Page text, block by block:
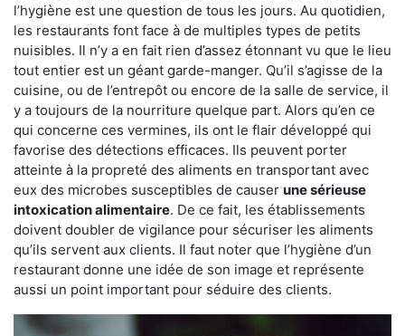
l’hygiène est une question de tous les jours. Au quotidien,
les restaurants font face à de multiples types de petits
nuisibles. Il n’y a en fait rien d’assez étonnant vu que le lieu
tout entier est un géant garde-manger. Qu’il s’agisse de la
cuisine, ou de l’entrepôt ou encore de la salle de service, il
y a toujours de la nourriture quelque part. Alors qu’en ce
qui concerne ces vermines, ils ont le flair développé qui
favorise des détections efficaces. Ils peuvent porter
atteinte à la propreté des aliments en transportant avec
eux des microbes susceptibles de causer une sérieuse
intoxication alimentaire. De ce fait, les établissements
doivent doubler de vigilance pour sécuriser les aliments
qu’ils servent aux clients. Il faut noter que l’hygiène d’un
restaurant donne une idée de son image et représente
aussi un point important pour séduire des clients.